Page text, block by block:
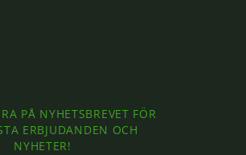
PÅ NYHETSBREVET FÖR
ERBJUDANDEN OCH
NYHETER!